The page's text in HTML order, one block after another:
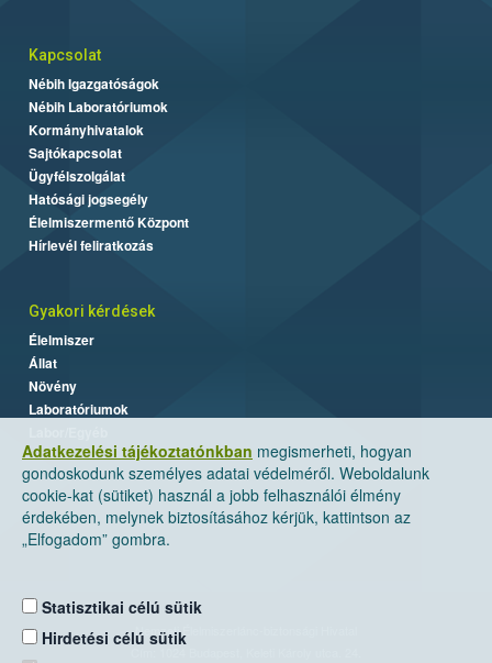
Adatkezelési tájékoztatónkban megismerheti, hogyan
gondoskodunk személyes adatai védelméről. Weboldalunk
cookie-kat (sütiket) használ a jobb felhasználói élmény
érdekében, melynek biztosításához kérjük, kattintson az
„Elfogadom” gombra.
Statisztikai célú sütik
Hirdetési célú sütik
Kapcsolat
Nébih Igazgatóságok
Nébih Laboratóriumok
Kormányhivatalok
Sajtókapcsolat
Ügyfélszolgálat
Hatósági jogsegély
Élelmiszermentő Központ
Hírlevél feliratkozás
Gyakori kérdések
Élelmiszer
Állat
Növény
Laboratóriumok
Nemzeti Élelmiszerlánc-biztonsági Hivatal